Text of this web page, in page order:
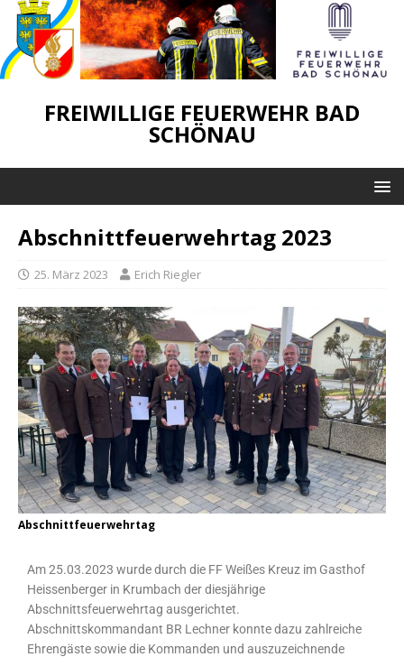
FREIWILLIGE FEUERWEHR BAD
SCHÖNAU
Abschnittfeuerwehrtag 2023
25. März 2023 Erich Riegler
Abschnittfeuerwehrtag
Am 25.03.2023 wurde durch die FF Weißes Kreuz im Gasthof
Heissenberger in Krumbach der diesjährige
Abschnittsfeuerwehrtag ausgerichtet.
Abschnittskommandant BR Lechner konnte dazu zahlreiche
Ehrengäste sowie die Kommanden und auszuzeichnende